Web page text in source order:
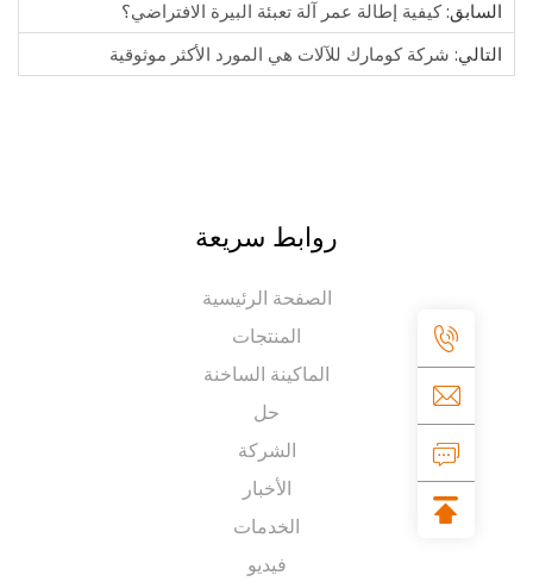
كيفية إطالة عمر آلة تعبئة البيرة الافتراضي؟
شركة كومارك للآلات هي المورد الأكثر موثوقية
روابط سريعة
الصفحة الرئيسية
المنتجات
الماكينة الساخنة
الشركة
الخدمات